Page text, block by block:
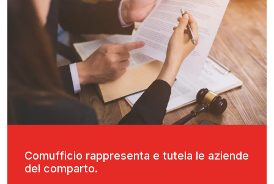
Comufficio rappresenta e tutela le aziende
del comparto.